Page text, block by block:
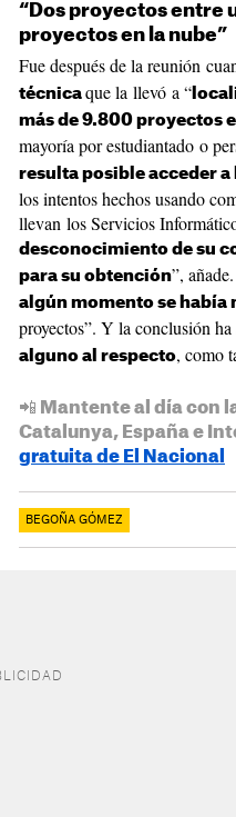
“Dos proyectos entre
proyectos en la nube”
Fue después de la reunión
técnica que la llevó a “
más de 9.800 proyectos
mayoría por estudiantado o
resulta posible acceder
los intentos hechos usando
llevan los Servicios
desconocimiento de su
para su obtención”,
algún momento se
proyectos”. Y la conclusión
alguno al respecto, como
📲 Mantente al día con
Catalunya, España e
gratuita de El Nacional
BEGOÑA GÓMEZ